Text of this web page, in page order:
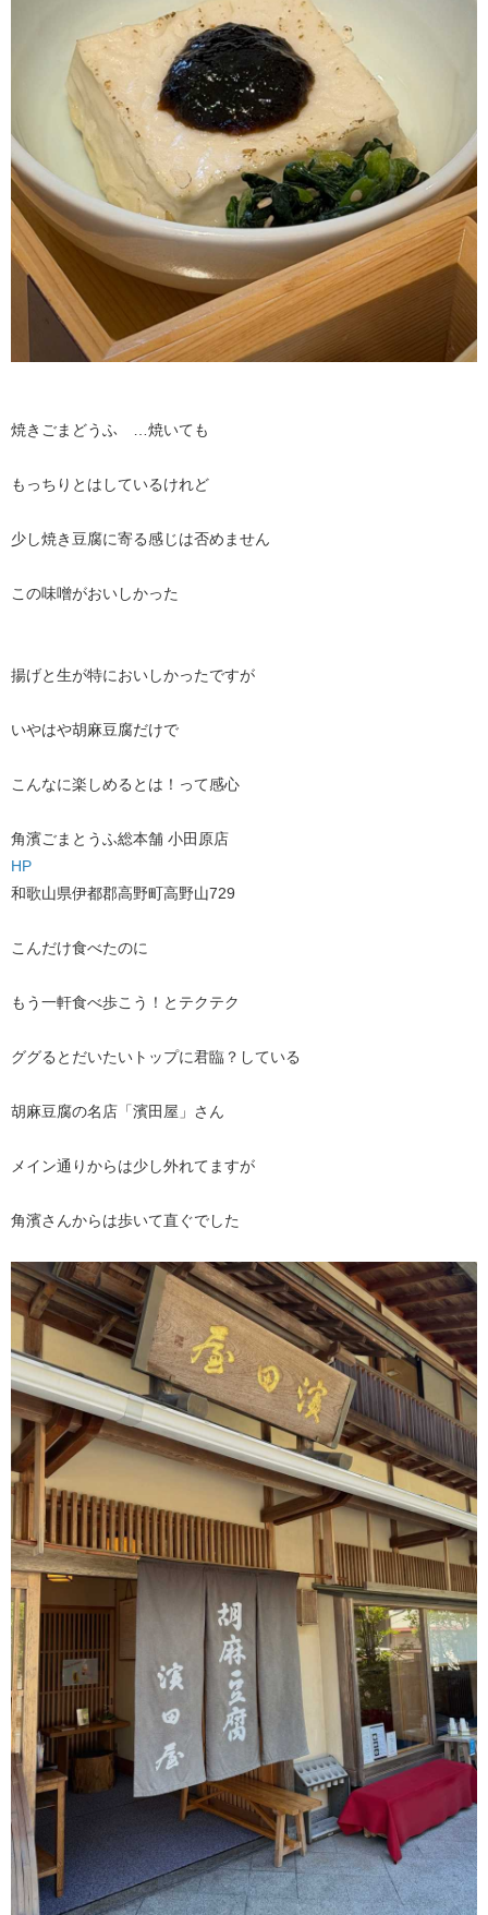
焼きごまどうふ …焼いても
もっちりとはしているけれど
少し焼き豆腐に寄る感じは否めません
この味噌がおいしかった
揚げと生が特においしかったですが
いやはや胡麻豆腐だけで
こんなに楽しめるとは！って感心
角濱ごまとうふ総本舗 小田原店
HP
和歌山県伊都郡高野町高野山729
こんだけ食べたのに
もう一軒食べ歩こう！とテクテク
ググるとだいたいトップに君臨？している
胡麻豆腐の名店「濱田屋」さん
メイン通りからは少し外れてますが
角濱さんからは歩いて直ぐでした